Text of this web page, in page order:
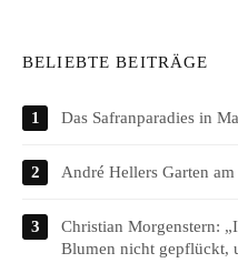
BELIEBTE BEITRÄGE
Das Safranparadies in
André Hellers Garten am
Christian Morgenstern:
Blumen nicht gepflückt,